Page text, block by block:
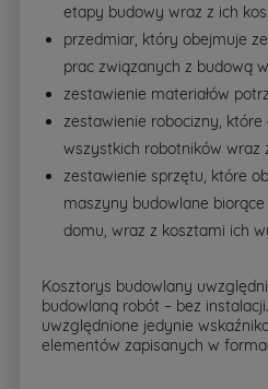
etapy budowy wraz z ich
przedmiar, który obejmuje
prac związanych z budową
zestawienie materiałów
zestawienie robocizny,
wszystkich robotników wraz
zestawienie sprzętu, które
maszyny budowlane biorące
domu, wraz z kosztami ich
Kosztorys budowlany
budowlaną robót – bez
uwzględnione jedynie
elementów zapisanych w